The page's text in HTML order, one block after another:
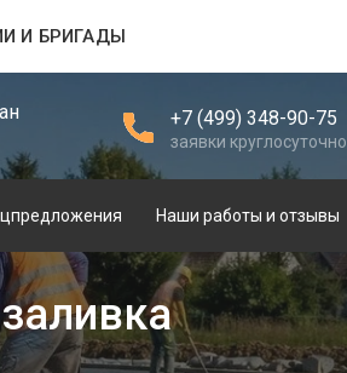
И БРИГАДЫ
+7 (499) 348-90-75
заявки круглосуточно
Наши работы и отзывы